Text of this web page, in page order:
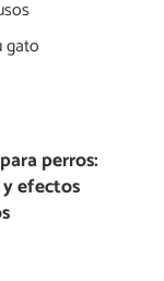
gato
perros:
y efectos